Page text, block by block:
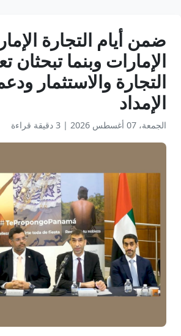
ضمن أيام التجارة
الإمارات وبنما تبحثان
التجارة والاستثمار
الإمداد
الجمعة، 07 أغسطس 2026 | 3 دقيقة قراءة